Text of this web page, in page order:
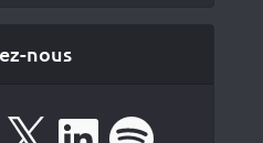
nous
LinkedIn Spotify